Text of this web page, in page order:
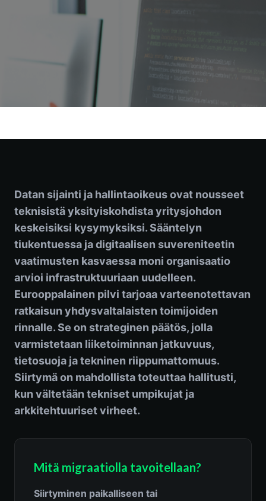
Datan sijainti ja hallintaoikeus ovat nousseet
teknisistä yksityiskohdista yritysjohdon
keskeisiksi kysymyksiksi. Sääntelyn
tiukentuessa ja digitaalisen suvereniteetin
vaatimusten kasvaessa moni organisaatio
arvioi infrastruktuuriaan uudelleen.
Eurooppalainen pilvi tarjoaa varteenotettavan
ratkaisun yhdysvaltalaisten toimijoiden
rinnalle. Se on strateginen päätös, jolla
varmistetaan liiketoiminnan jatkuvuus,
tietosuoja ja tekninen riippumattomuus.
Siirtymä on mahdollista toteuttaa hallitusti,
kun vältetään tekniset umpikujat ja
arkkitehtuuriset virheet.
Mitä migraatiolla tavoitellaan?
Siirtyminen paikalliseen tai